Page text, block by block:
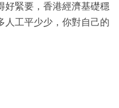
好緊要，香港經濟基礎穩
人工平少少，你對自己的